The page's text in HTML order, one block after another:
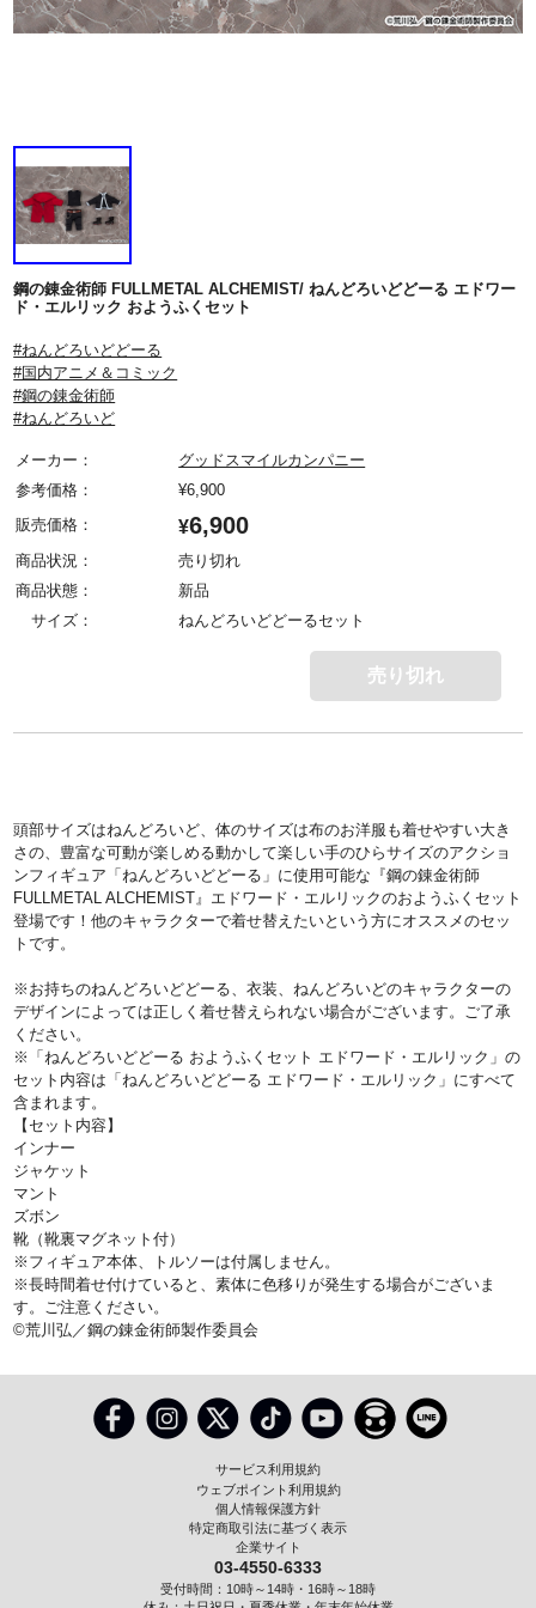
鋼の錬金術師 FULLMETAL ALCHEMIST/ ねんどろいどどーる エドワー
ド・エルリック おようふくセット
#ねんどろいどどーる
#国内アニメ＆コミック
#鋼の錬金術師
#ねんどろいど
メーカー：
グッドスマイルカンパニー
参考価格：
¥6,900
販売価格：
¥6,900
商品状況：
売り切れ
商品状態：
新品
サイズ：
ねんどろいどどーるセット
売り切れ
頭部サイズはねんどろいど、体のサイズは布のお洋服も着せやすい大き
さの、豊富な可動が楽しめる動かして楽しい手のひらサイズのアクショ
ンフィギュア「ねんどろいどどーる」に使用可能な『鋼の錬金術師
FULLMETAL ALCHEMIST』エドワード・エルリックのおようふくセット
登場です！他のキャラクターで着せ替えたいという方にオススメのセッ
トです。
※お持ちのねんどろいどどーる、衣装、ねんどろいどのキャラクターの
デザインによっては正しく着せ替えられない場合がございます。ご了承
ください。
※「ねんどろいどどーる おようふくセット エドワード・エルリック」の
セット内容は「ねんどろいどどーる エドワード・エルリック」にすべて
含まれます。
【セット内容】
インナー
ジャケット
マント
ズボン
靴（靴裏マグネット付）
※フィギュア本体、トルソーは付属しません。
※長時間着せ付けていると、素体に色移りが発生する場合がございま
す。ご注意ください。
©荒川弘／鋼の錬金術師製作委員会
サービス利用規約
ウェブポイント利用規約
個人情報保護方針
特定商取引法に基づく表示
企業サイト
03-4550-6333
受付時間：10時～14時・16時～18時